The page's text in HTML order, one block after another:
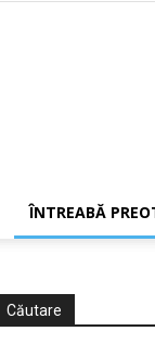
ÎNTREABĂ
Căutare